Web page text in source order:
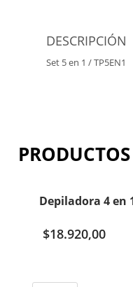
DESCRIPCIÓN
Set 5 en 1 / TP5EN1
Depiladora 4 en
$18.920,00